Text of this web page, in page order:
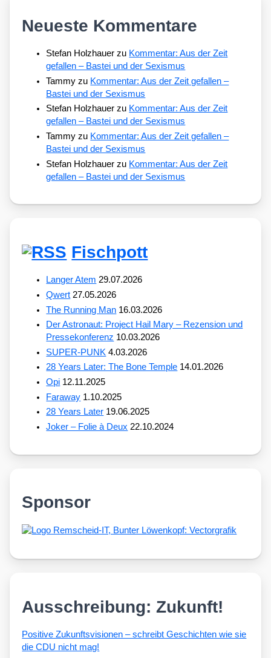
Neueste Kommentare
Stefan Holzhauer zu Kommentar: Aus der Zeit
gefallen – Bastei und der Sexismus
Tammy zu Kommentar: Aus der Zeit gefallen –
Bastei und der Sexismus
Stefan Holzhauer zu Kommentar: Aus der Zeit
gefallen – Bastei und der Sexismus
Tammy zu Kommentar: Aus der Zeit gefallen –
Bastei und der Sexismus
Stefan Holzhauer zu Kommentar: Aus der Zeit
gefallen – Bastei und der Sexismus
Fischpott
Langer Atem 29.07.2026
Qwert 27.05.2026
The Running Man 16.03.2026
Der Astronaut: Project Hail Mary – Rezension und
Pressekonferenz 10.03.2026
SUPER-PUNK 4.03.2026
28 Years Later: The Bone Temple 14.01.2026
Opi 12.11.2025
Faraway 1.10.2025
28 Years Later 19.06.2025
Joker – Folie à Deux 22.10.2024
Sponsor
Ausschreibung: Zukunft!
Posi­ti­ve Zukunfts­vi­sio­nen – schreibt Geschich­ten wie sie
die CDU nicht mag!